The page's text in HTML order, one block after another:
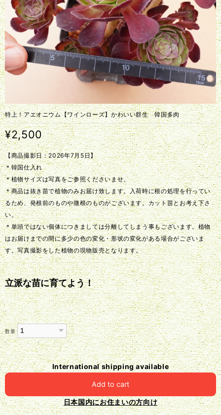
特上！アエオニウム【ワインローズ】かわいい群生 韓国多肉
¥2,500
【商品撮影日：2026年7月5日】
＊韓国仕入れ
＊植物サイズは写真をご参照くださいませ。
＊商品は抜き苗で植物のみお届け致します。入荷時に根の処理を行ってい
るため、発根前のものや微根のものがございます。カット苗とお考え下さ
い。
＊単頭ではない個体につきましては分離してしまう事もございます。植物
はお届けまでの間に多少の色の変化・形状の変化がある場合がございま
す。写真撮影をした植物の現物販売となります。
立派な苗に育てよう！
数量
International shipping available
Add to cart
日本国内にお住まいの方向け